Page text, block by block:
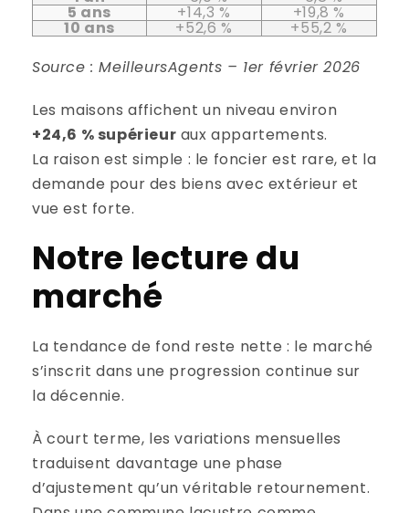
5 ans +14,3 % +19,8 %
10 ans +52,6 %
+55,2 %
Source : MeilleursAgents – 1er février 2026
Les maisons affichent un niveau environ
+24,6 % supérieur aux appartements.
La raison est simple : le foncier est rare, et la
demande pour des biens avec extérieur et
vue est forte.
Notre lecture du
marché
La tendance de fond reste nette : le marché
s’inscrit dans une progression continue sur
la décennie.
À court terme, les variations mensuelles
traduisent davantage une phase
d’ajustement qu’un véritable retournement.